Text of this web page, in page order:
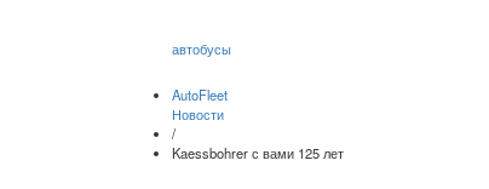
автобусы
AutoFleet
Новости
/
Kaessbohrer с вами 125 лет